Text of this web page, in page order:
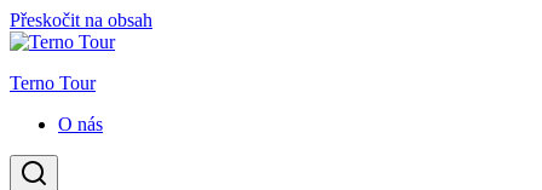
Přeskočit na obsah
Terno Tour
O nás